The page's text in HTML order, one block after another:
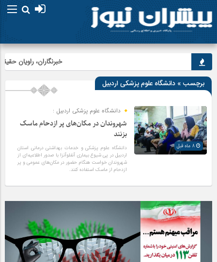
خبرنگاران، راویان
برچسب » دانشگاه علوم پزشکی اردبیل
دانشگاه علوم پزشکی اردبیل :
شهروندان در مکان‌های پر ازدحام ماسک
بزنند
دانشگاه علوم پزشکی و خدمات بهداشتی درمانی استان
اردبیل در پی شیوع بیماری آنفلوآنزا با صدور اطلاعیه‌ای از
شهروندان خواست هنگام حضور در مکان‌های عمومی و پر
ازدحام از ماسک استفاده کنند.